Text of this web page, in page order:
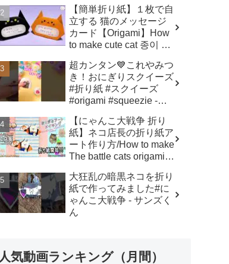
origamilibrary
【簡単折り紙】１枚で自
立する 猫のメッセージ
カード【Origami】How
to make cute cat 종이 접
ン トトロ Totoro 万圣
节 小猫咪 Halloween -
hana's channel
超カンタン💙これやみつ
き！おにぎりスクイーズ
#折り紙 #スクイーズ
#origami #squeezie -
折り紙♪
【にゃんこ大戦争 折り
紙】ネコ店長の折り紙ア
ート作り方/How to make
The battle cats origami
チャンネル【人気キャラ
折り紙(Popular
character origami)】
大狂乱の暗黒ネコを折り
紙で作ってみました#に
ゃんこ大戦争 - サンズく
ん
人気動画ランキング（月間）